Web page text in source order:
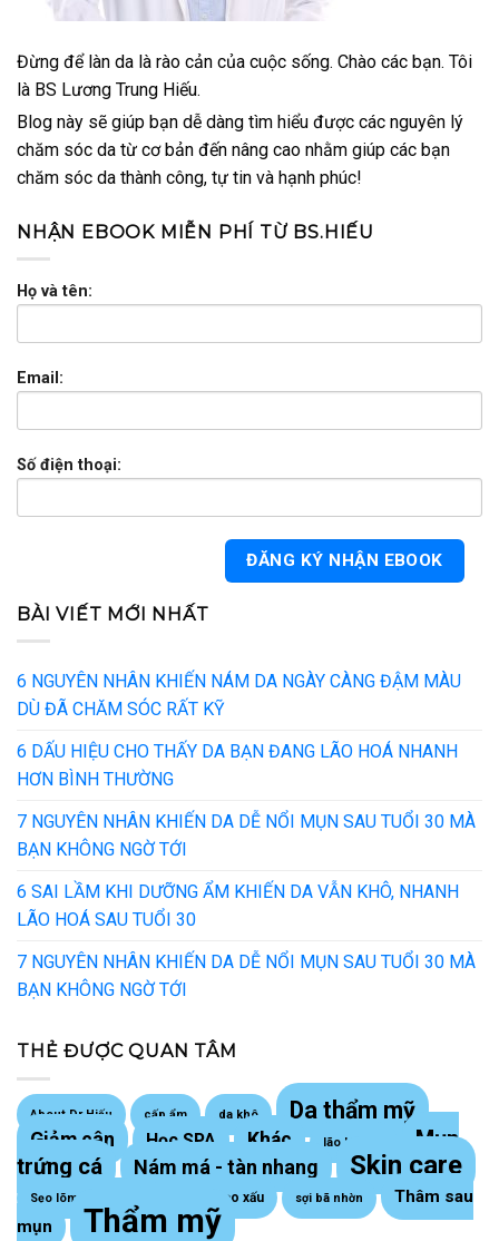
Đừng để làn da là rào cản của cuộc sống. Chào các bạn. Tôi
là BS Lương Trung Hiếu.
Blog này sẽ giúp bạn dễ dàng tìm hiểu được các nguyên lý
chăm sóc da từ cơ bản đến nâng cao nhằm giúp các bạn
chăm sóc da thành công, tự tin và hạnh phúc!
NHẬN EBOOK MIỄN PHÍ TỪ BS.HIẾU
Họ và tên:
Email:
Số điện thoại:
BÀI VIẾT MỚI NHẤT
6 NGUYÊN NHÂN KHIẾN NÁM DA NGÀY CÀNG ĐẬM MÀU
DÙ ĐÃ CHĂM SÓC RẤT KỸ
6 DẤU HIỆU CHO THẤY DA BẠN ĐANG LÃO HOÁ NHANH
HƠN BÌNH THƯỜNG
7 NGUYÊN NHÂN KHIẾN DA DỄ NỔI MỤN SAU TUỔI 30 MÀ
BẠN KHÔNG NGỜ TỚI
6 SAI LẦM KHI DƯỠNG ẨM KHIẾN DA VẪN KHÔ, NHANH
LÃO HOÁ SAU TUỔI 30
7 NGUYÊN NHÂN KHIẾN DA DỄ NỔI MỤN SAU TUỔI 30 MÀ
BẠN KHÔNG NGỜ TỚI
THẺ ĐƯỢC QUAN TÂM
About Dr Hiếu cấp ẩm da khô Da thẩm mỹ
Giảm cân Học SPA Khác lão hoá da
Mụn
trứng cá
Nám má - tàn nhang Skin care
Sẹo lõm trứng cá Sẹo lồi - sẹo xấu sợi bã nhờn
Thâm sau
mụn
Thẩm mỹ